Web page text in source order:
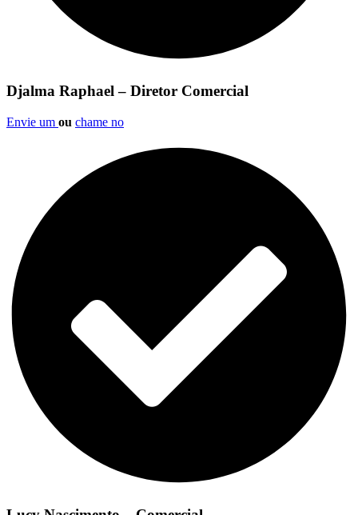
Djalma Raphael – Diretor Comercial
Envie um ou chame no